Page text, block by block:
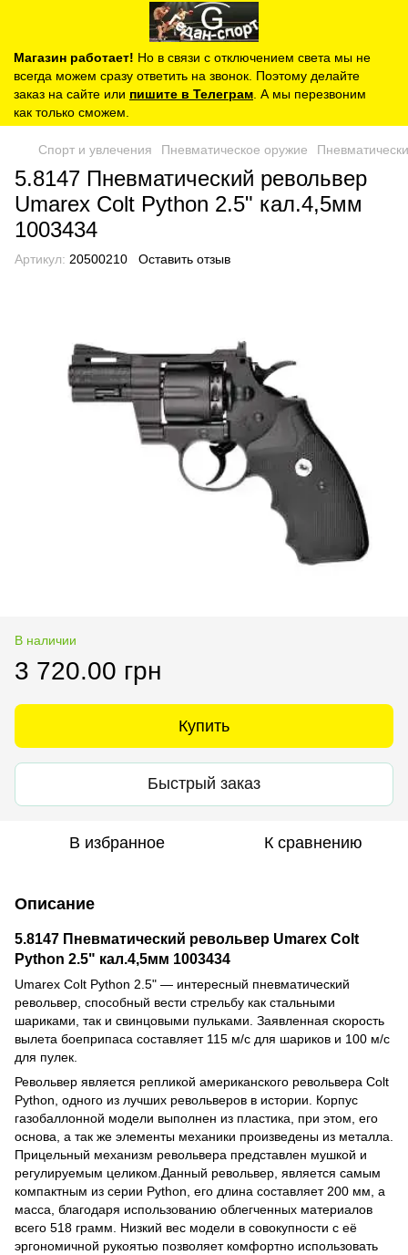
Магазин работает! Но в связи с отключением света мы не
всегда можем сразу ответить на звонок. Поэтому делайте
заказ на сайте или пишите в Телеграм . А мы перезвоним
как только сможем.
Спорт и увлечения Пневматическое оружие
5.8147 Пневматический револьвер
Umarex Colt Python 2.5" кал.4,5мм
1003434
Артикул: 20500210 Оставить отзыв
В наличии
3 720.00 грн
Купить
Быстрый заказ
В избранное К сравнению
Описание
5.8147 Пневматический револьвер Umarex Colt
Python 2.5" кал.4,5мм 1003434
Umarex Colt Python 2.5" — интересный пневматический
револьвер, способный вести стрельбу как стальными
шариками, так и свинцовыми пульками. Заявленная скорость
вылета боеприпаса составляет 115 м/с для шариков и 100 м/с
для пулек.
Револьвер является репликой американского револьвера Colt
Python, одного из лучших револьверов в истории. Корпус
газобаллонной модели выполнен из пластика, при этом, его
основа, а так же элементы механики произведены из металла.
Прицельный механизм револьвера представлен мушкой и
регулируемым целиком.Данный револьвер, является самым
компактным из серии Python, его длина составляет 200 мм, а
масса, благодаря использованию облегченных материалов
всего 518 грамм. Низкий вес модели в совокупности с её
эргономичной рукоятью позволяет комфортно использовать